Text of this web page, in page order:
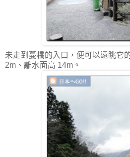
未走到蔓橋的入口，便可以遠眺它
2m、離水面高 14m。